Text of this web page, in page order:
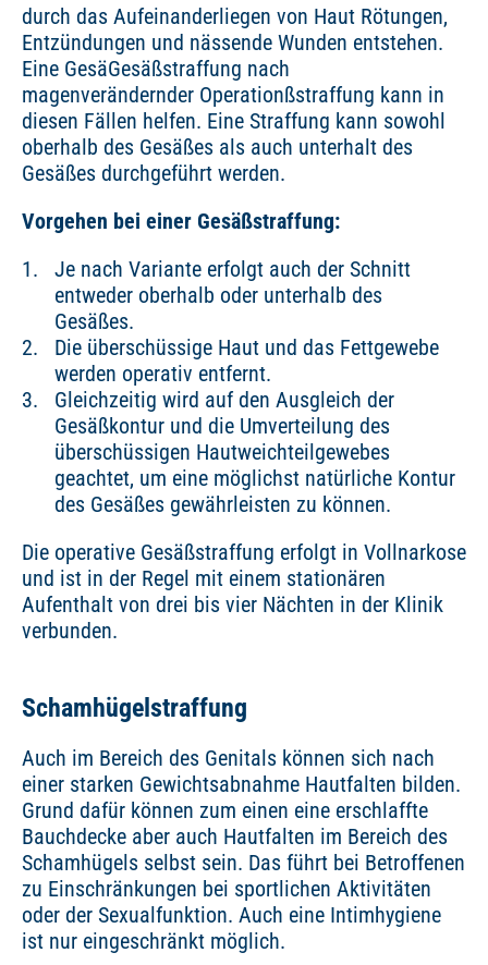
durch das Aufeinanderliegen von Haut Rötungen,
Entzündungen und nässende Wunden entstehen.
Eine GesäGesäßstraffung nach
magenverändernder Operationßstraffung kann in
diesen Fällen helfen. Eine Straffung kann sowohl
oberhalb des Gesäßes als auch unterhalt des
Gesäßes durchgeführt werden.
Vorgehen bei einer Gesäßstraffung:
Je nach Variante erfolgt auch der Schnitt
entweder oberhalb oder unterhalb des
Gesäßes.
Die überschüssige Haut und das Fettgewebe
werden operativ entfernt.
Gleichzeitig wird auf den Ausgleich der
Gesäßkontur und die Umverteilung des
überschüssigen Hautweichteilgewebes
geachtet, um eine möglichst natürliche Kontur
des Gesäßes gewährleisten zu können.
Die operative Gesäßstraffung erfolgt in Vollnarkose
und ist in der Regel mit einem stationären
Aufenthalt von drei bis vier Nächten in der Klinik
verbunden.
Schamhügelstraffung
Auch im Bereich des Genitals können sich nach
einer starken Gewichtsabnahme Hautfalten bilden.
Grund dafür können zum einen eine erschlaffte
Bauchdecke aber auch Hautfalten im Bereich des
Schamhügels selbst sein. Das führt bei Betroffenen
zu Einschränkungen bei sportlichen Aktivitäten
oder der Sexualfunktion. Auch eine Intimhygiene
ist nur eingeschränkt möglich.